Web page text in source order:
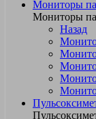
Мониторы
Мониторы
Назад